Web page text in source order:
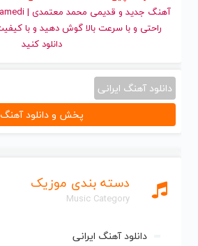
دسته بندی موزیک
Music Category
دانلود آهنگ ایرانی
آهنگ جدید
دانلود کنید
دانلود آهنگ ایرانی
پخش و دانلود آهنگ